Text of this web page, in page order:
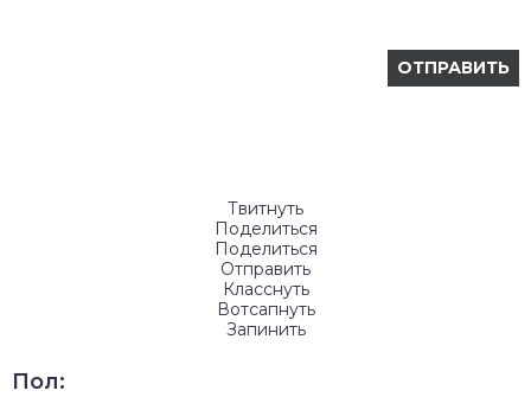
Твитнуть
Поделиться
Поделиться
Отправить
Класснуть
Вотсапнуть
Запинить
Пол: